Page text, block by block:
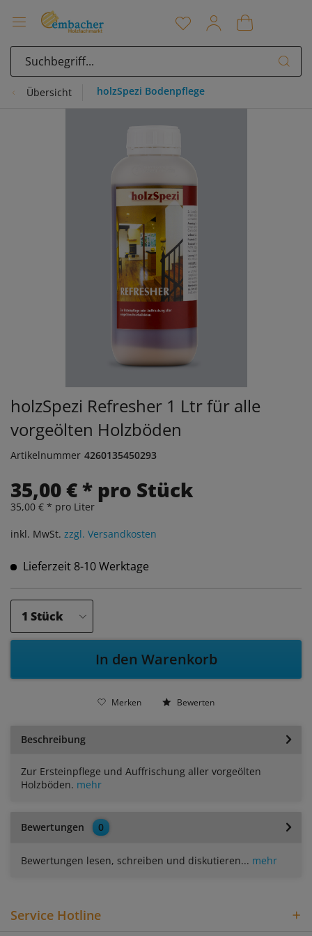
Übersicht holzSpezi Bodenpflege
holzSpezi Refresher 1 Ltr für alle
vorgeölten Holzböden
Artikelnummer 4260135450293
35,00 € * pro Stück
35,00 € * pro Liter
inkl. MwSt. zzgl. Versandkosten
Lieferzeit 8-10 Werktage
In den Warenkorb
Merken Bewerten
Beschreibung
Zur Ersteinpflege und Auffrischung aller vorgeölten
Holzböden. mehr
Bewertungen 0
Bewertungen lesen, schreiben und diskutieren... mehr
Service Hotline